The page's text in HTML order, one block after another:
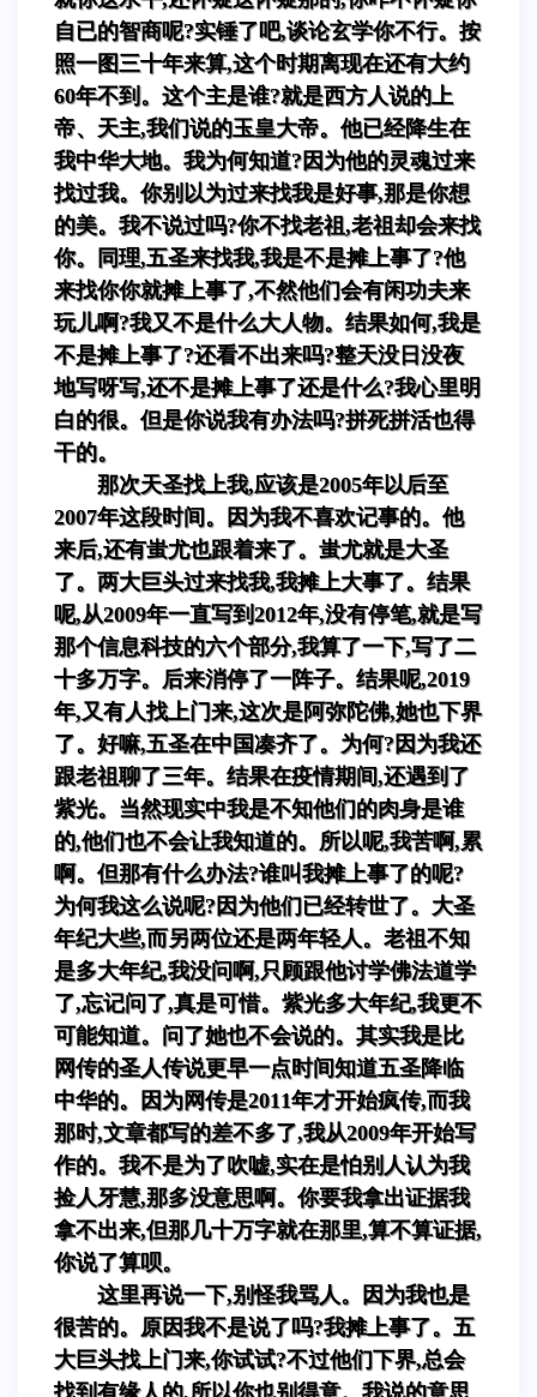
自已的智商呢?实锤了吧,谈论玄学你不行。按
照一图三十年来算,这个时期离现在还有大约
60年不到。这个主是谁?就是西方人说的上
帝、天主,我们说的玉皇大帝。他已经降生在
我中华大地。我为何知道?因为他的灵魂过来
找过我。你别以为过来找我是好事,那是你想
的美。我不说过吗?你不找老祖,老祖却会来找
你。同理,五圣来找我,我是不是摊上事了?他
来找你你就摊上事了,不然他们会有闲功夫来
玩儿啊?我又不是什么大人物。结果如何,我是
不是摊上事了?还看不出来吗?整天没日没夜
地写呀写,还不是摊上事了还是什么?我心里明
白的很。但是你说我有办法吗?拼死拼活也得
干的。
那次天圣找上我,应该是2005年以后至
2007年这段时间。因为我不喜欢记事的。他
来后,还有蚩尤也跟着来了。蚩尤就是大圣
了。两大巨头过来找我,我摊上大事了。结果
呢,从2009年一直写到2012年,没有停笔,就是写
那个信息科技的六个部分,我算了一下,写了二
十多万字。后来消停了一阵子。结果呢,2019
年,又有人找上门来,这次是阿弥陀佛,她也下界
了。好嘛,五圣在中国凑齐了。为何?因为我还
跟老祖聊了三年。结果在疫情期间,还遇到了
紫光。当然现实中我是不知他们的肉身是谁
的,他们也不会让我知道的。所以呢,我苦啊,累
啊。但那有什么办法?谁叫我摊上事了的呢?
为何我这么说呢?因为他们已经转世了。大圣
年纪大些,而另两位还是两年轻人。老祖不知
是多大年纪,我没问啊,只顾跟他讨学佛法道学
了,忘记问了,真是可惜。紫光多大年纪,我更不
可能知道。问了她也不会说的。其实我是比
网传的圣人传说更早一点时间知道五圣降临
中华的。因为网传是2011年才开始疯传,而我
那时,文章都写的差不多了,我从2009年开始写
作的。我不是为了吹嘘,实在是怕别人认为我
捡人牙慧,那多没意思啊。你要我拿出证据我
拿不出来,但那几十万字就在那里,算不算证据,
你说了算呗。
这里再说一下,别怪我骂人。因为我也是
很苦的。原因我不是说了吗?我摊上事了。五
大巨头找上门来,你试试?不过他们下界,总会
找到有缘人的,所以你也别得意。我说的意思